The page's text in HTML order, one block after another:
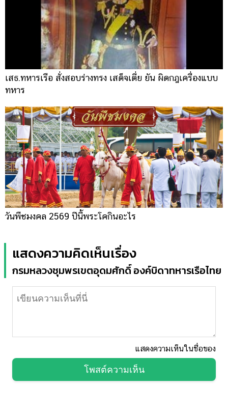
เสธ.ทหารเรือ สั่งสอบร่างทรง เสด็จเตี่ย ยัน ผิดกฎเครื่องแบบ
ทหาร
วันพืชมงคล 2569 ปีนี้พระโคกินอะไร
แสดงความคิดเห็นเรื่อง
กรมหลวงชุมพรเขตอุดมศักดิ์ องค์บิดาทหารเรือไทย
แสดงความเห็นในชื่อของ
โพสต์ความเห็น